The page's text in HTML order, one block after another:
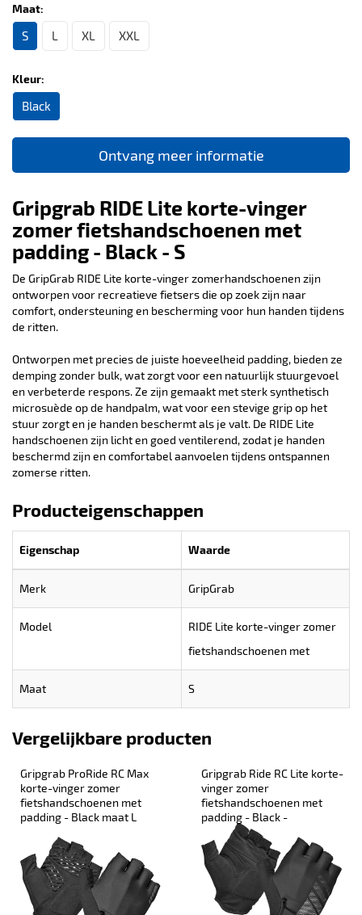
Maat:
S L XL XXL
Kleur:
Black
Ontvang meer informatie
Gripgrab RIDE Lite korte-vinger
zomer fietshandschoenen met
padding - Black - S
De GripGrab RIDE Lite korte-vinger zomerhandschoenen zijn
ontworpen voor recreatieve fietsers die op zoek zijn naar
comfort, ondersteuning en bescherming voor hun handen tijdens
de ritten.
Ontworpen met precies de juiste hoeveelheid padding, bieden ze
demping zonder bulk, wat zorgt voor een natuurlijk stuurgevoel
en verbeterde respons. Ze zijn gemaakt met sterk synthetisch
microsuède op de handpalm, wat voor een stevige grip op het
stuur zorgt en je handen beschermt als je valt. De RIDE Lite
handschoenen zijn licht en goed ventilerend, zodat je handen
beschermd zijn en comfortabel aanvoelen tijdens ontspannen
zomerse ritten.
Producteigenschappen
Eigenschap Waarde
Merk GripGrab
Model
RIDE Lite korte-vinger zomer
fietshandschoenen met
Maat S
Vergelijkbare producten
Gripgrab ProRide RC Max
korte-vinger zomer
fietshandschoenen met
padding - Black maat L
Gripgrab Ride RC Lite korte-
vinger zomer
fietshandschoenen met
padding - Black -